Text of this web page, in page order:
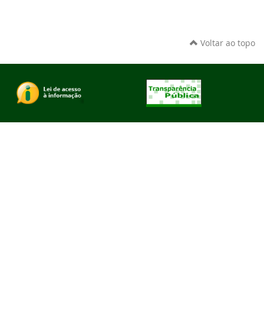
Voltar ao topo